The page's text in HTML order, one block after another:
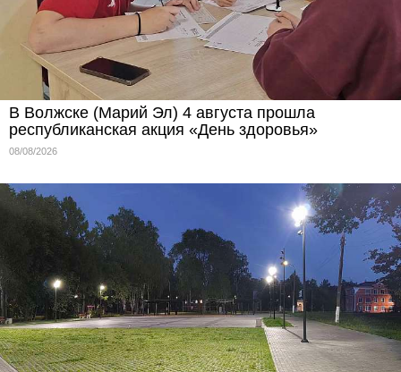
В Волжске (Марий Эл) 4 августа прошла
республиканская акция «День здоровья»
08/08/2026